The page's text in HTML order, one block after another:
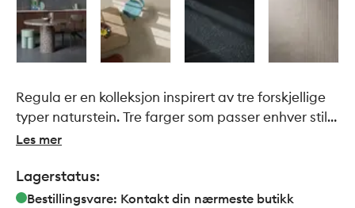
Regula er en kolleksjon inspirert av tre forskjellige
typer naturstein. Tre farger som passer enhver stil
enten man ønsker et stramt, minimalistisk uttrykk,
overflater, slett, struktur og striper. Striper og
struktur kan brukes som dekorelementer.
Les mer
Lagerstatus:
Bestillingsvare: Kontakt din nærmeste butikk